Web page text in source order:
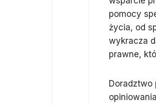
pomocy
życia, od
wykracza
prawne,